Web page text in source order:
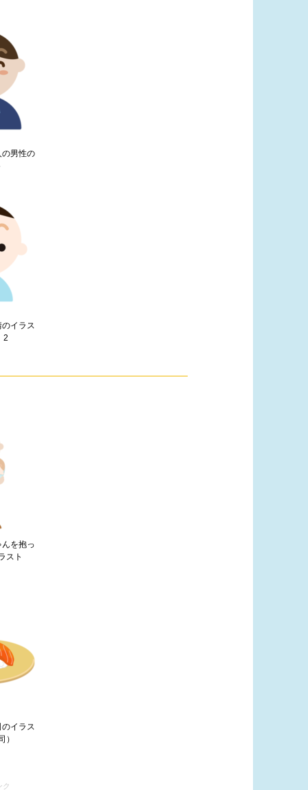
の男性の
イラス
2
を抱っ
スト
イラス
）
ク